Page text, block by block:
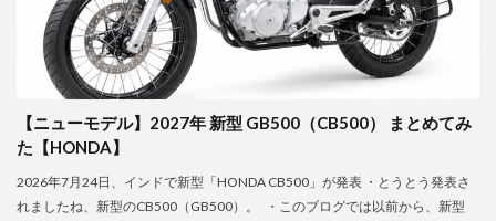
【ニューモデル】2027年 新型 GB500（CB500） まとめてみ
た【HONDA】
2026年7月24日、インドで新型「HONDA CB500」が発表 ・とうとう発表さ
れましたね、新型のCB500（GB500）。 ・このブログでは以前から、新型